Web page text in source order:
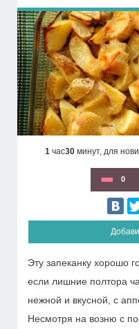
1час30минут, для
0
Эту запеканку хорошо
если лишние полтора
нежной и вкусной, с
Несмотря на возню с